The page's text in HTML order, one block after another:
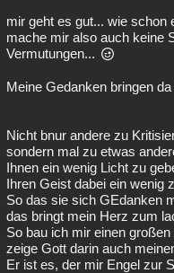
mir geht es gut... wie schon
mache mir also auch keine
Vermutungen...
Meine Gedanken bringen
Nicht bnur andere zu
sondern mal zu etwas
Ihnen ein wenig Licht zu
Ihren Geist dabei ein wenig
So das sie sich GEdanken
das bringt mein Herz zum
So bau ich mir einen großen
zeige Gott darin auch
Er ist es, der mir Engel zur